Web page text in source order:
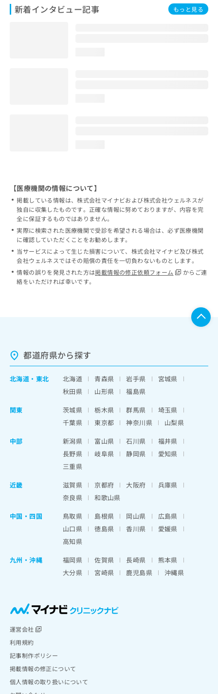
新着インタビュー記事 もっと見る
【医療機関の情報について】
掲載している情報は、株式会社マイナビおよび株式会社ウェルネスが
独自に収集したものです。正確な情報に努めておりますが、内容を完
全に保証するものではありません。
実際に検索された医療機関で受診を希望される場合は、必ず医療機関
に確認していただくことをお勧めします。
当サービスによって生じた損害について、株式会社マイナビ及び株式
会社ウェルネスではその賠償の責任を一切負わないものとします。
情報の誤りを発見された方は掲載情報の修正依頼フォーム
からご連
絡をいただければ幸いです。
都道府県から探す
北海道 ・ 東北 北海道 青森県 岩手県
宮城県
秋田県
山形県
福島県
関東
茨城県 栃木県 群馬県
埼玉県
千葉県
東京都 神奈川県
山梨県
中部
新潟県 富山県 石川県
福井県
長野県
岐阜県 静岡県
愛知県
三重県
近畿
滋賀県 京都府 大阪府
兵庫県
奈良県
和歌山県
中国・四国
鳥取県 島根県 岡山県
広島県
山口県
徳島県 香川県
愛媛県
高知県
九州・沖縄
福岡県 佐賀県 長崎県
熊本県
大分県
宮崎県 鹿児島県 沖縄県
運営会社
利用規約
記事制作ポリシー
掲載情報の修正について
個人情報の取り扱いについて